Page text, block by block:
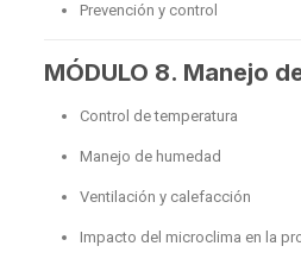
Prevención y control
MÓDULO 8. Manejo
Control de temperatura
Manejo de humedad
Ventilación y calefacción
Impacto del microclima en la